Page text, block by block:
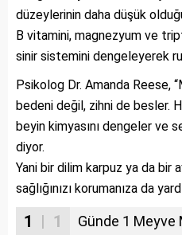
düzeylerinin daha düşük
B vitamini, magnezyum ve
sinir sistemini dengeleyerek
Psikolog Dr. Amanda Reese,
bedeni değil, zihni de besler.
beyin kimyasını dengeler ve
diyor.
Yani bir dilim karpuz ya da bir
sağlığınızı korumanıza da
1 | 1
Günde 1